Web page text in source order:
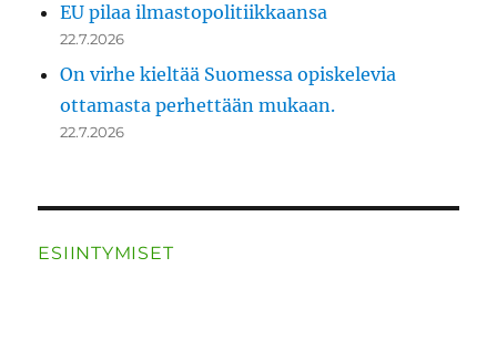
EU pilaa ilmastopolitiikkaansa
22.7.2026
On virhe kieltää Suomessa opiskelevia
ottamasta perhettään mukaan.
22.7.2026
ESIINTYMISET